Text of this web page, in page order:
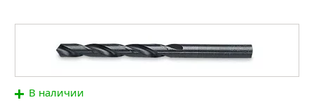
В наличии